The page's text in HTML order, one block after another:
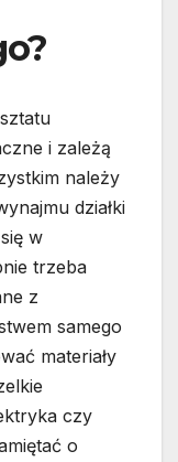
i zależą
należy
działki
w
trzeba
z
samego
materiały
czy
o